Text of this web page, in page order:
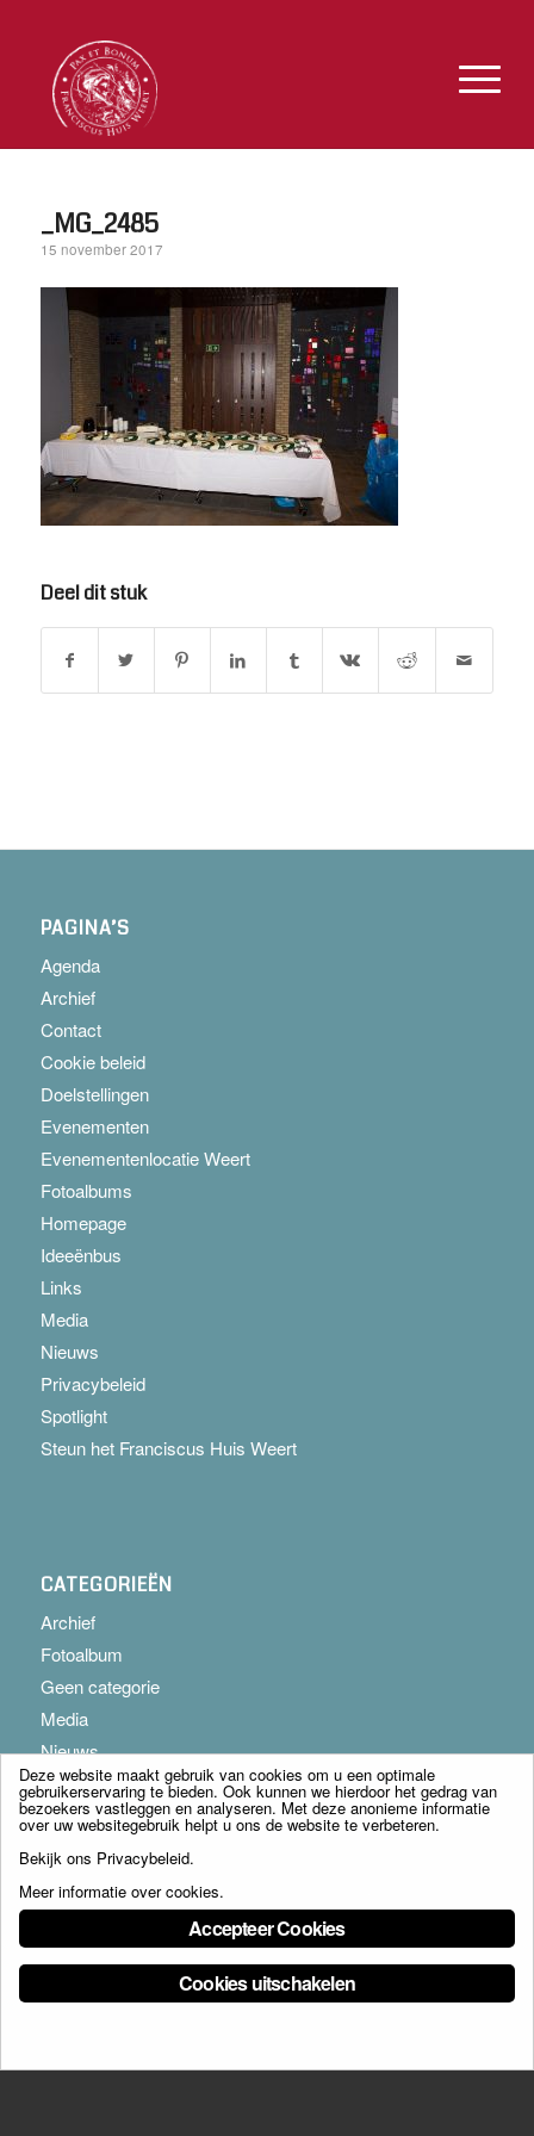
_MG_2485
15 november 2017
Deel dit stuk
PAGINA’S
Agenda
Archief
Contact
Cookie beleid
Doelstellingen
Evenementen
Evenementenlocatie Weert
Fotoalbums
Homepage
Ideeënbus
Links
Media
Nieuws
Privacybeleid
Spotlight
Steun het Franciscus Huis Weert
CATEGORIEËN
Archief
Fotoalbum
Geen categorie
Media
Nieuws
© Copyright - Franciscus Huis Weert B.V. - webdesign:
Deze website maakt gebruik van cookies om u een optimale
gebruikerservaring te bieden. Ook kunnen we hierdoor het gedrag van
bezoekers vastleggen en analyseren. Met deze anonieme informatie
over uw websitegebruik helpt u ons de website te verbeteren.
Bekijk ons Privacybeleid.
Meer informatie over cookies.
Accepteer Cookies
Cookies uitschakelen